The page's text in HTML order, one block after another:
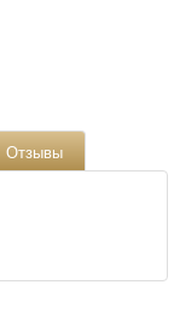
Отзывы